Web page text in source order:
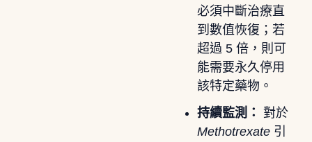
必須中斷治療直
到數值恢復；若
超過 5 倍，則可
能需要永久停用
該特定藥物。
持續監測： 對於
Methotrexate引